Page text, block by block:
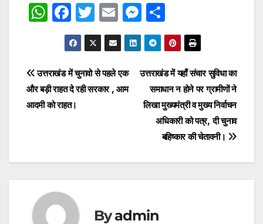
W
s
A
p
F
a
c
e
b
o
T
w
itt
er
E
m
ai
l
M
e
s
s
e
n
h
ar
e
Post
navigation
उत्तराखंड में यहाँ संचार सुविधा का
समाधान न होने पर ग्रामीणों ने
लिखा मुख्यमंत्री व मुख्य निर्वाचन
अधिकारी को पत्र, दी चुनाव
बहिष्कार की चेतावनी।
उत्तराखंड में चुनावो से पहले एक
और बड़ी राहत दे रही सरकार , आम
आदमी को राहत।
Byadmin